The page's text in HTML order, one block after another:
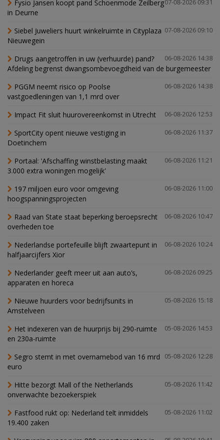
07-08-2026 09:31
Fysio Jansen koopt pand Schoenmode Zeilberg
in Deurne
07-08-2026 09:10
Siebel Juweliers huurt winkelruimte in Cityplaza
Nieuwegein
06-08-2026 14:38
Drugs aangetroffen in uw (verhuurde) pand?
Afdeling begrenst dwangsombevoegdheid van de burgemeester
06-08-2026 14:38
PGGM neemt risico op Poolse
vastgoedleningen van 1,1 mrd over
06-08-2026 12:53
Impact Fit sluit huurovereenkomst in Utrecht
06-08-2026 11:37
SportCity opent nieuwe vestiging in
Doetinchem
06-08-2026 11:21
Portaal: 'Afschaffing winstbelasting maakt
3.000 extra woningen mogelijk'
06-08-2026 11:00
197 miljoen euro voor omgeving
hoogspanningsprojecten
06-08-2026 10:47
Raad van State staat beperking beroepsrecht
overheden toe
06-08-2026 10:24
Nederlandse portefeuille blijft zwaartepunt in
halfjaarcijfers Xior
06-08-2026 09:25
Nederlander geeft meer uit aan auto’s,
apparaten en horeca
05-08-2026 15:18
Nieuwe huurders voor bedrijfsunits in
Amstelveen
05-08-2026 14:53
Het indexeren van de huurprijs bij 290-ruimte
en 230a-ruimte
05-08-2026 12:28
Segro stemt in met overnamebod van 16 mrd
euro
05-08-2026 11:42
Hitte bezorgt Mall of the Netherlands
onverwachte bezoekerspiek
05-08-2026 11:02
Fastfood rukt op: Nederland telt inmiddels
19.400 zaken